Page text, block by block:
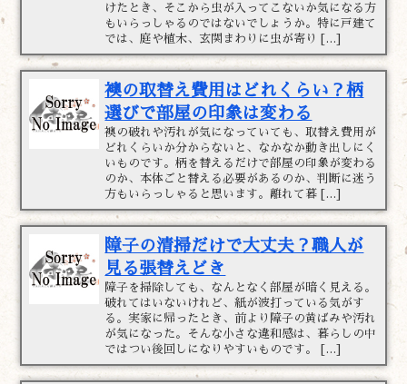
けたとき、そこから虫が入ってこないか気になる方
もいらっしゃるのではないでしょうか。特に戸建て
では、庭や植木、玄関まわりに虫が寄り […]
襖の取替え費用はどれくらい？柄
選びで部屋の印象は変わる
襖の破れや汚れが気になっていても、取替え費用が
どれくらいか分からないと、なかなか動き出しにく
いものです。柄を替えるだけで部屋の印象が変わる
のか、本体ごと替える必要があるのか、判断に迷う
方もいらっしゃると思います。離れて暮 […]
障子の清掃だけで大丈夫？職人が
見る張替えどき
障子を掃除しても、なんとなく部屋が暗く見える。
破れてはいないけれど、紙が波打っている気がす
る。実家に帰ったとき、前より障子の黄ばみや汚れ
が気になった。そんな小さな違和感は、暮らしの中
ではつい後回しになりやすいものです。 […]